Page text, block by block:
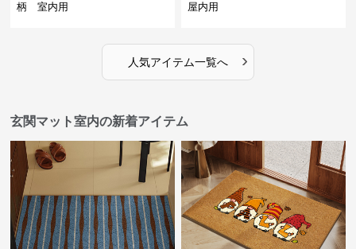
柄 室内用
屋内用
人気アイテム一覧へ ›
玄関マット室内の新着アイテム